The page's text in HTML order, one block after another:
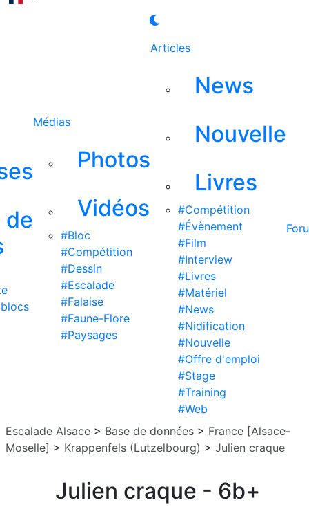
de
Médias
Photos
Vidéos
#Bloc
#Compétition
#Dessin
#Escalade
#Falaise
#Faune-Flore
#Paysages
Articles
News
Nouvelle
Livres
#Compétition
#Évènement
#Film
#Interview
#Livres
#Matériel
#News
#Nidification
#Nouvelle
#Offre d'emploi
#Stage
#Training
#Web
Escalade Alsace > Base de données > France [Alsace-
Moselle] > Krappenfels (Lutzelbourg) > Julien craque
Julien craque - 6b+